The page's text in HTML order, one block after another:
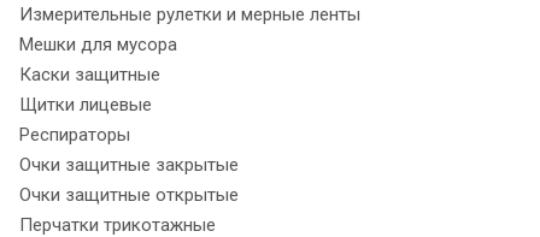
Измерительные рулетки и мерные ленты
Мешки для мусора
Каски защитные
Щитки лицевые
Респираторы
Очки защитные закрытые
Очки защитные открытые
Перчатки трикотажные